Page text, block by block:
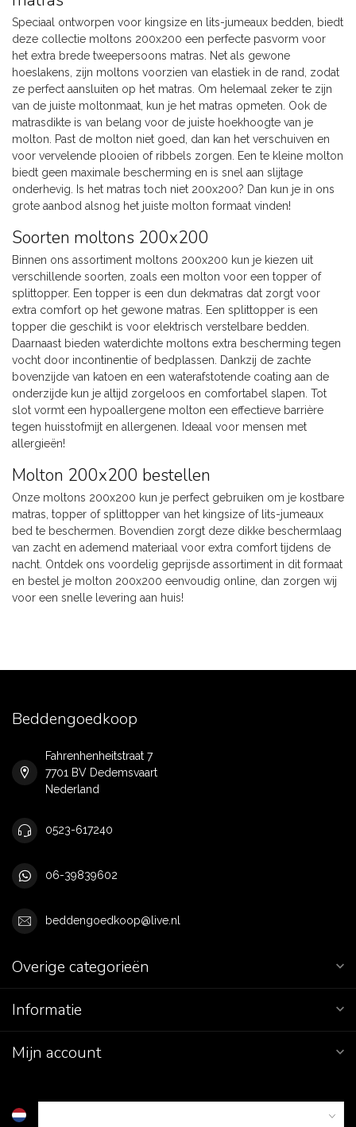
Speciaal ontworpen voor kingsize en lits-jumeaux bedden, biedt
deze collectie moltons 200x200 een perfecte pasvorm voor
het extra brede tweepersoons matras. Net als gewone
hoeslakens, zijn moltons voorzien van elastiek in de rand, zodat
ze perfect aansluiten op het matras. Om helemaal zeker te zijn
van de juiste moltonmaat, kun je het matras opmeten. Ook de
matrasdikte is van belang voor de juiste hoekhoogte van je
molton. Past de molton niet goed, dan kan het verschuiven en
voor vervelende plooien of ribbels zorgen. Een te kleine molton
biedt geen maximale bescherming en is snel aan slijtage
onderhevig. Is het matras toch niet 200x200? Dan kun je in ons
grote aanbod alsnog het juiste molton formaat vinden!
Soorten moltons 200x200
Binnen ons assortiment moltons 200x200 kun je kiezen uit
verschillende soorten, zoals een molton voor een topper of
splittopper. Een topper is een dun dekmatras dat zorgt voor
extra comfort op het gewone matras. Een splittopper is een
topper die geschikt is voor elektrisch verstelbare bedden.
Daarnaast bieden waterdichte moltons extra bescherming tegen
vocht door incontinentie of bedplassen. Dankzij de zachte
bovenzijde van katoen en een waterafstotende coating aan de
onderzijde kun je altijd zorgeloos en comfortabel slapen. Tot
slot vormt een hypoallergene molton een effectieve barrière
tegen huisstofmijt en allergenen. Ideaal voor mensen met
allergieën!
Molton 200x200 bestellen
Onze moltons 200x200 kun je perfect gebruiken om je kostbare
matras, topper of splittopper van het kingsize of lits-jumeaux
bed te beschermen. Bovendien zorgt deze dikke beschermlaag
van zacht en ademend materiaal voor extra comfort tijdens de
nacht. Ontdek ons voordelig geprijsde assortiment in dit formaat
en bestel je molton 200x200 eenvoudig online, dan zorgen wij
voor een snelle levering aan huis!
Beddengoedkoop
Fahrenhenheitstraat 7
7701 BV Dedemsvaart
Nederland
0523-617240
06-39839602
beddengoedkoop@live.nl
Overige categorieën
Informatie
Mijn account